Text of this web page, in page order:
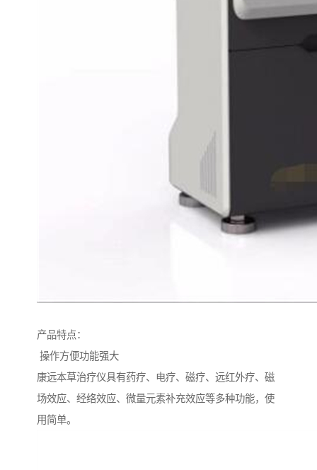
产品特点：
操作方便功能强大
康远本草治疗仪具有药疗、电疗、磁疗、远红外疗、磁
场效应、经络效应、微量元素补充效应等多种功能，使
用简单。